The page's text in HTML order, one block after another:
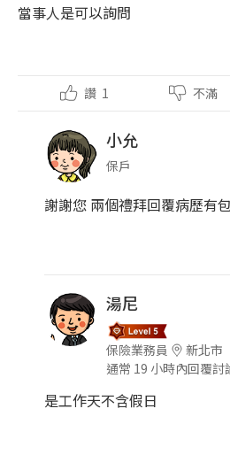
當事人是可以詢問
讚 1 不滿
小允
保戶
謝謝您 兩個禮拜回覆病歷有
湯尼
保險業務員
新北市
通常 19 小時內回覆討
是工作天不含假日